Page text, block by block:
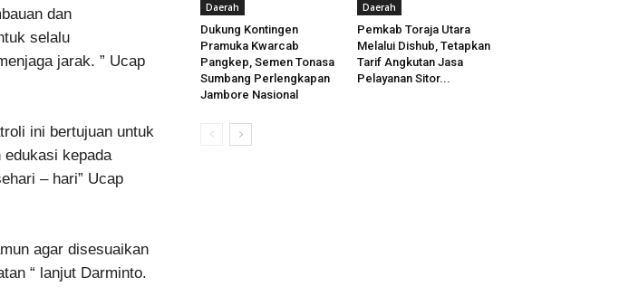
dan
selalu
jarak. ” Ucap
ini bertujuan untuk
edukasi kepada
– hari” Ucap
agar disesuaikan
“ lanjut Darminto.
Daerah
Dukung Kontingen
Pramuka Kwarcab
Pangkep, Semen Tonasa
Sumbang Perlengkapan
Jambore Nasional
Daerah
Pemkab Toraja Utara
Melalui Dishub, Tetapkan
Tarif Angkutan Jasa
Pelayanan Sitor...